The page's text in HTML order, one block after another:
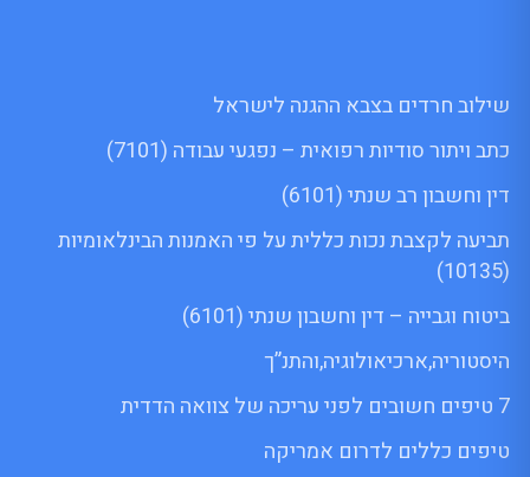
שילוב חרדים בצבא ההגנה לישראל
כתב ויתור סודיות רפואית – נפגעי עבודה (7101)
דין וחשבון רב שנתי (6101)
תביעה לקצבת נכות כללית על פי האמנות הבינלאומיות
(10135)
ביטוח וגבייה – דין וחשבון שנתי (6101)
היסטוריה,ארכיאולוגיה,והתנ”ך
7 טיפים חשובים לפני עריכה של צוואה הדדית
טיפים כללים לדרום אמריקה